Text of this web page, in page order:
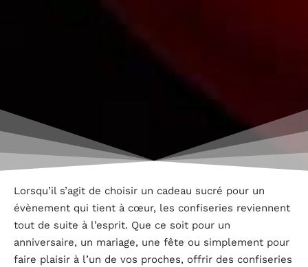
Lorsqu’il s’agit de choisir un cadeau sucré pour un
évènement qui tient à cœur, les confiseries reviennent
tout de suite à l’esprit. Que ce soit pour un
anniversaire, un mariage, une fête ou simplement pour
faire plaisir à l’un de vos proches, offrir des confiseries